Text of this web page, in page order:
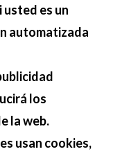
es un
automatizada
los
la web.
usan cookies,